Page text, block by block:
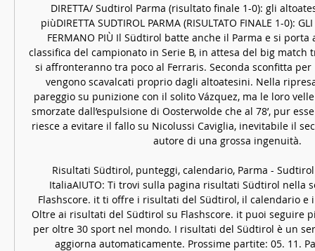
DIRETTA/ Sudtirol Parma (risultato finale 1-0): gli
piùDIRETTA SUDTIROL PARMA (RISULTATO FINALE 1-0):
FERMANO PIÙ Il Südtirol batte anche il Parma e si
classifica del campionato in Serie B, in attesa del big match
si affronteranno tra poco al Ferraris. Seconda sconfitta
vengono scavalcati proprio dagli altoatesini. Nella
pareggio su punizione con il solito Vázquez, ma le loro
smorzate dall’espulsione di Oosterwolde che al 78’, pur
riesce a evitare il fallo su Nicolussi Caviglia, inevitabile il
autore di una grossa ingenuità.
Risultati Südtirol, punteggi, calendario, Parma -
ItaliaAIUTO: Ti trovi sulla pagina risultati Südtirol nella
Flashscore. it ti offre i risultati del Südtirol, il calendario
Oltre ai risultati del Südtirol su Flashscore. it puoi seguire
per oltre 30 sport nel mondo. I risultati del Südtirol è un
aggiorna automaticamente. Prossime partite: 05. 11.